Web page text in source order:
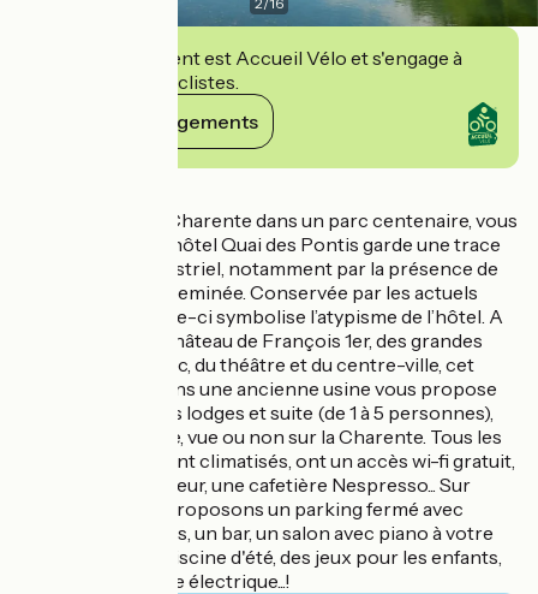
Cet établissement est Accueil Vélo et s'engage à
accueillir des cyclistes.
Voir ses engagements
En bordure de la Charente dans un parc centenaire, vous
serez dépaysé ! L’hôtel Quai des Pontis garde une trace
de son passé industriel, notamment par la présence de
son imposante cheminée. Conservée par les actuels
propriétaires, celle-ci symbolise l’atypisme de l’hôtel. A
quelques pas du château de François 1er, des grandes
maisons de cognac, du théâtre et du centre-ville, cet
hôtel aménagé dans une ancienne usine vous propose
des chambres, des lodges et suite (de 1 à 5 personnes),
tous avec terrasse, vue ou non sur la Charente. Tous les
hébergements sont climatisés, ont un accès wi-fi gratuit,
un petit réfrigérateur, une cafetière Nespresso... Sur
place nous vous proposons un parking fermé avec
bornes électriques, un bar, un salon avec piano à votre
disposition, une piscine d'été, des jeux pour les enfants,
location de voiture électrique...!